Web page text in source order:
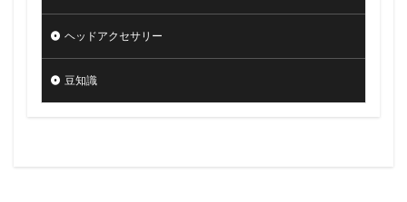
ヘッドアクセサリー
豆知識